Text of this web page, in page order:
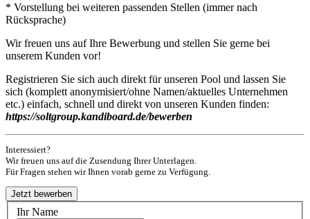
* Vorstellung bei weiteren passenden Stellen (immer nach
Rücksprache)
Wir freuen uns auf Ihre Bewerbung und stellen Sie gerne bei
unserem Kunden vor!
Registrieren Sie sich auch direkt für unseren Pool und lassen Sie
sich (komplett anonymisiert/ohne Namen/aktuelles Unternehmen
etc.) einfach, schnell und direkt von unseren Kunden finden:
https://soltgroup.kandiboard.de/bewerben
Interessiert?
Wir freuen uns auf die Zusendung Ihrer Unterlagen.
Für Fragen stehen wir Ihnen vorab gerne zu Verfügung.
Ihr Name